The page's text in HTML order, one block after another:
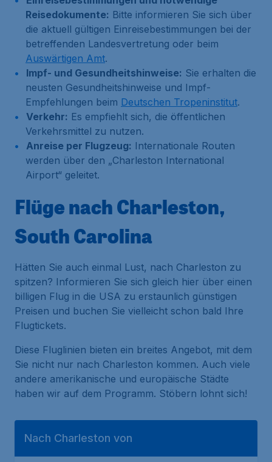
Reisedokumente: Bitte informieren Sie sich über
die aktuell gültigen Einreisebestimmungen bei der
betreffenden Landesvertretung oder beim
Auswärtigen Amt.
Impf- und Gesundheitshinweise: Sie erhalten die
neusten Gesundheitshinweise und Impf-
Empfehlungen beim Deutschen Tropeninstitut.
Verkehr: Es empfiehlt sich, die öffentlichen
Verkehrsmittel zu nutzen.
Anreise per Flugzeug: Internationale Routen
werden über den „Charleston International
Airport“ geleitet.
Flüge nach Charleston,
South Carolina
Hätten Sie auch einmal Lust, nach Charleston zu
spitzen? Informieren Sie sich gleich hier über einen
billigen Flug in die USA zu erstaunlich günstigen
Preisen und buchen Sie vielleicht schon bald Ihre
Flugtickets.
Diese Fluglinien bieten ein breites Angebot, mit dem
Sie nicht nur nach Charleston kommen. Auch viele
andere amerikanische und europäische Städte
haben wir auf dem Programm. Stöbern lohnt sich!
Nach Charleston von